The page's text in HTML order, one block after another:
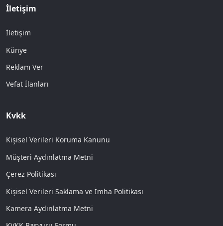
İletişim
İletişim
Künye
Reklam Ver
Vefat İlanları
Kvkk
Kişisel Verileri Koruma Kanunu
Müşteri Aydınlatma Metni
Çerez Politikası
Kişisel Verileri Saklama ve İmha Politikası
Kamera Aydınlatma Metni